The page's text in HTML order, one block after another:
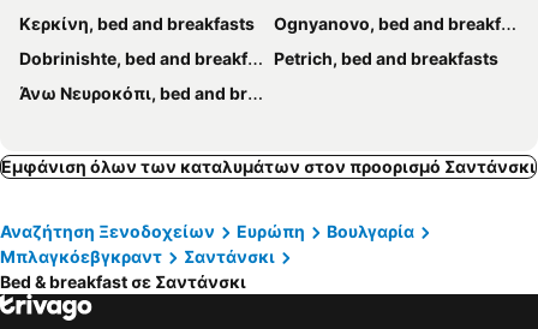
Κερκίνη, bed and breakfasts
Ognyanovo, bed and breakfasts
Dobrinishte, bed and breakfasts
Petrich, bed and breakfasts
Άνω Νευροκόπι, bed and breakfasts
Εμφάνιση όλων των καταλυμάτων στον προορισμό Σαντάνσκι
Αναζήτηση Ξενοδοχείων Ευρώπη
Βουλγαρία
Μπλαγκόεβγκραντ
Σαντάνσκι
Bed & breakfast σε Σαντάνσκι